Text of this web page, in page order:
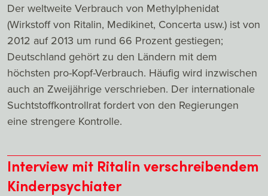
Der weltweite Verbrauch von Methylphenidat
(Wirkstoff von Ritalin, Medikinet, Concerta usw.) ist von
2012 auf 2013 um rund 66 Prozent gestiegen;
Deutschland gehört zu den Ländern mit dem
höchsten pro-Kopf-Verbrauch. Häufig wird inzwischen
auch an Zweijährige verschrieben. Der internationale
Suchtstoffkontrollrat fordert von den Regierungen
eine strengere Kontrolle.
Interview mit Ritalin verschreibendem
Kinderpsychiater